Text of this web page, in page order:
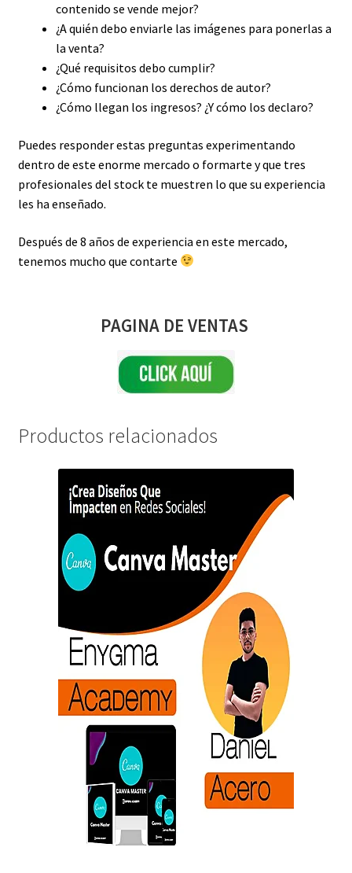
contenido se vende mejor?
¿A quién debo enviarle las imágenes para ponerlas a
la venta?
¿Qué requisitos debo cumplir?
¿Cómo funcionan los derechos de autor?
¿Cómo llegan los ingresos? ¿Y cómo los declaro?
Puedes responder estas preguntas experimentando
dentro de este enorme mercado o formarte y que tres
profesionales del stock te muestren lo que su experiencia
les ha enseñado.
Después de 8 años de experiencia en este mercado,
tenemos mucho que contarte
PAGINA DE VENTAS
Productos relacionados